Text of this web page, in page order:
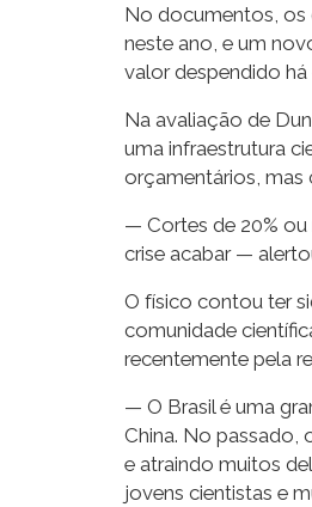
No documentos, os
neste ano, e um
valor despendido há
Na avaliação de
uma infraestrutura
orçamentários, mas
— Cortes de 20% ou
crise acabar —
O físico contou ter
comunidade
recentemente pela
— O Brasil é uma
China. No passado,
e atraindo muitos
jovens cientistas e